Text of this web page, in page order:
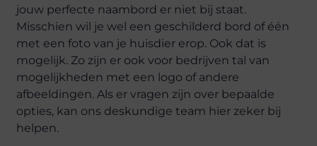
jouw perfecte naambord er niet bij staat.
Misschien wil je wel een geschilderd bord of één
met een foto van je huisdier erop. Ook dat is
mogelijk. Zo zijn er ook voor bedrijven tal van
mogelijkheden met een logo of andere
afbeeldingen. Als er vragen zijn over bepaalde
opties, kan ons deskundige team hier zeker bij
helpen.